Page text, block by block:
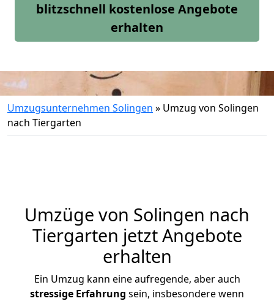
blitzschnell kostenlose Angebote
erhalten
Umzugsunternehmen Solingen » Umzug von Solingen
nach Tiergarten
Umzüge von Solingen nach
Tiergarten jetzt Angebote
erhalten
Ein Umzug kann eine aufregende, aber auch
stressige Erfahrung sein, insbesondere wenn